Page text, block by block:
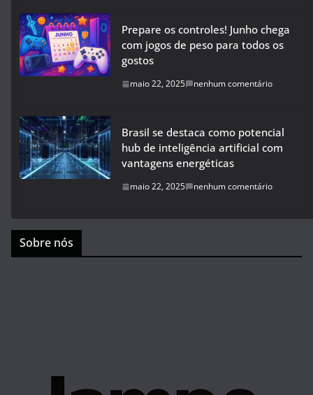
Prepare os controles! Junho chega
com jogos de peso para todos os
gostos
maio 22, 2025 nenhum comentário
Brasil se destaca como potencial
hub de inteligência artificial com
vantagens energéticas
maio 22, 2025 nenhum comentário
Sobre nós